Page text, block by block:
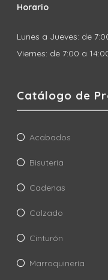
Horario
Lunes a Jueves: de
Viernes: de 7:00 a
Catálogo de
Acabados
Bisutería
Cadenas
Calzado
Cinturón
Marroquinería